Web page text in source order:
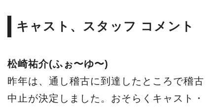
キャスト、スタッフ コメント
松崎祐介(ふぉ〜ゆ〜)
昨年は、通し稽古に到達したところで稽古
中止が決定しました。おそらくキャスト・